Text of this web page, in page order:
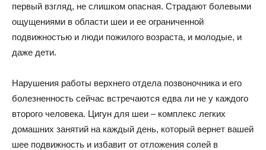
первый взгляд, не слишком опасная. Страдают болевыми
ощущениями в области шеи и ее ограниченной
подвижностью и люди пожилого возраста, и молодые, и
даже дети.
Нарушения работы верхнего отдела позвоночника и его
болезненность сейчас встречаются едва ли не у каждого
второго человека. Цигун для шеи – комплекс легких
домашних занятий на каждый день, который вернет вашей
шее подвижность и избавит от отложения солей в